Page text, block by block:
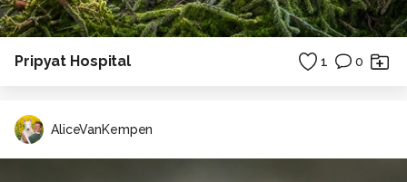
Pripyat Hospital 1 0
AliceVanKempen